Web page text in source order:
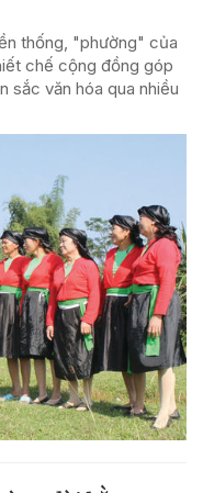
thống, "phường" của
chế cộng đồng góp
sắc văn hóa qua nhiều